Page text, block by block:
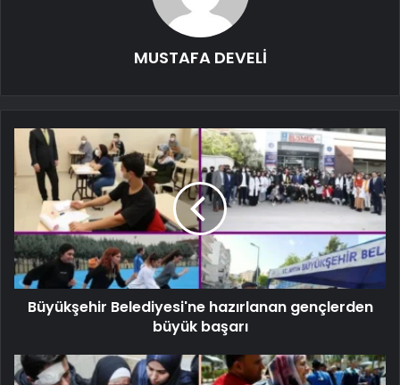
MUSTAFA DEVELİ
Büyükşehir Belediyesi'ne hazırlanan gençlerden
büyük başarı